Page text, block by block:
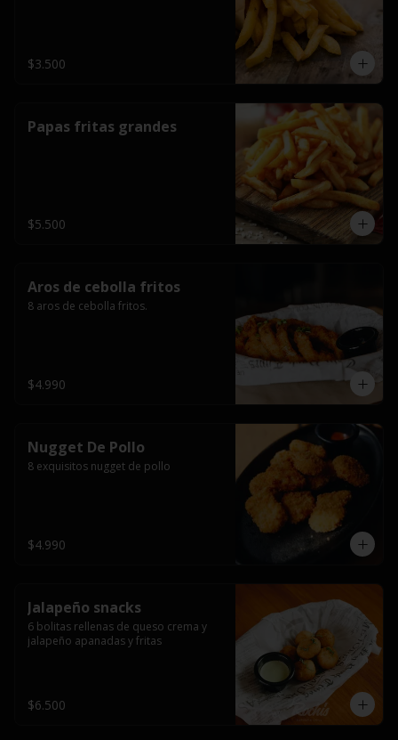
$3.500
Papas fritas grandes
$5.500
Aros de cebolla fritos
8 aros de cebolla fritos.
$4.990
Nugget De Pollo
8 exquisitos nugget de pollo
$4.990
Jalapeño snacks
6 bolitas rellenas de queso crema y
jalapeño apanadas y fritas
$6.500